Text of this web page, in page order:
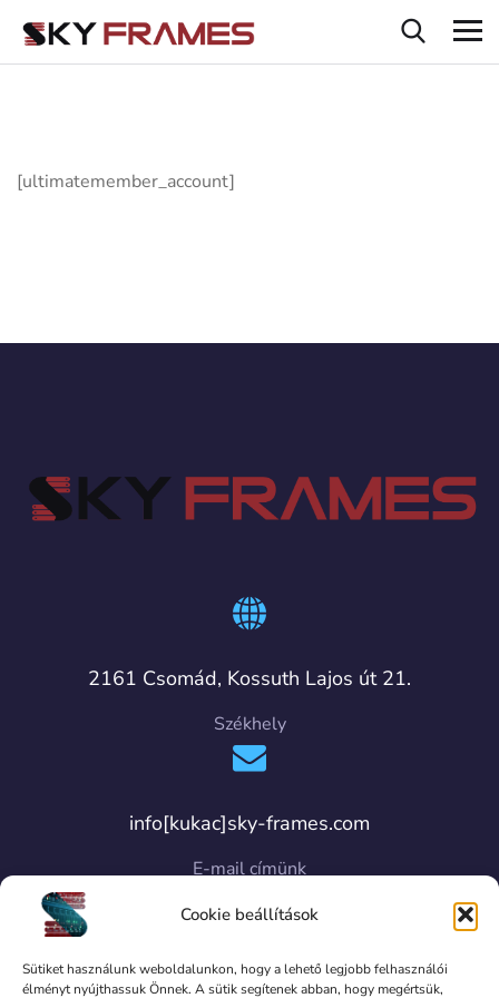
Cookie beállítások
Sütiket használunk weboldalunkon, hogy a lehető legjobb felhasználói
élményt nyújthassuk Önnek. A sütik segítenek abban, hogy megértsük,
[ultimatemember_account]
2161 Csomád, Kossuth Lajos út 21.
Székhely
info[kukac]sky-frames.com
E-mail címünk